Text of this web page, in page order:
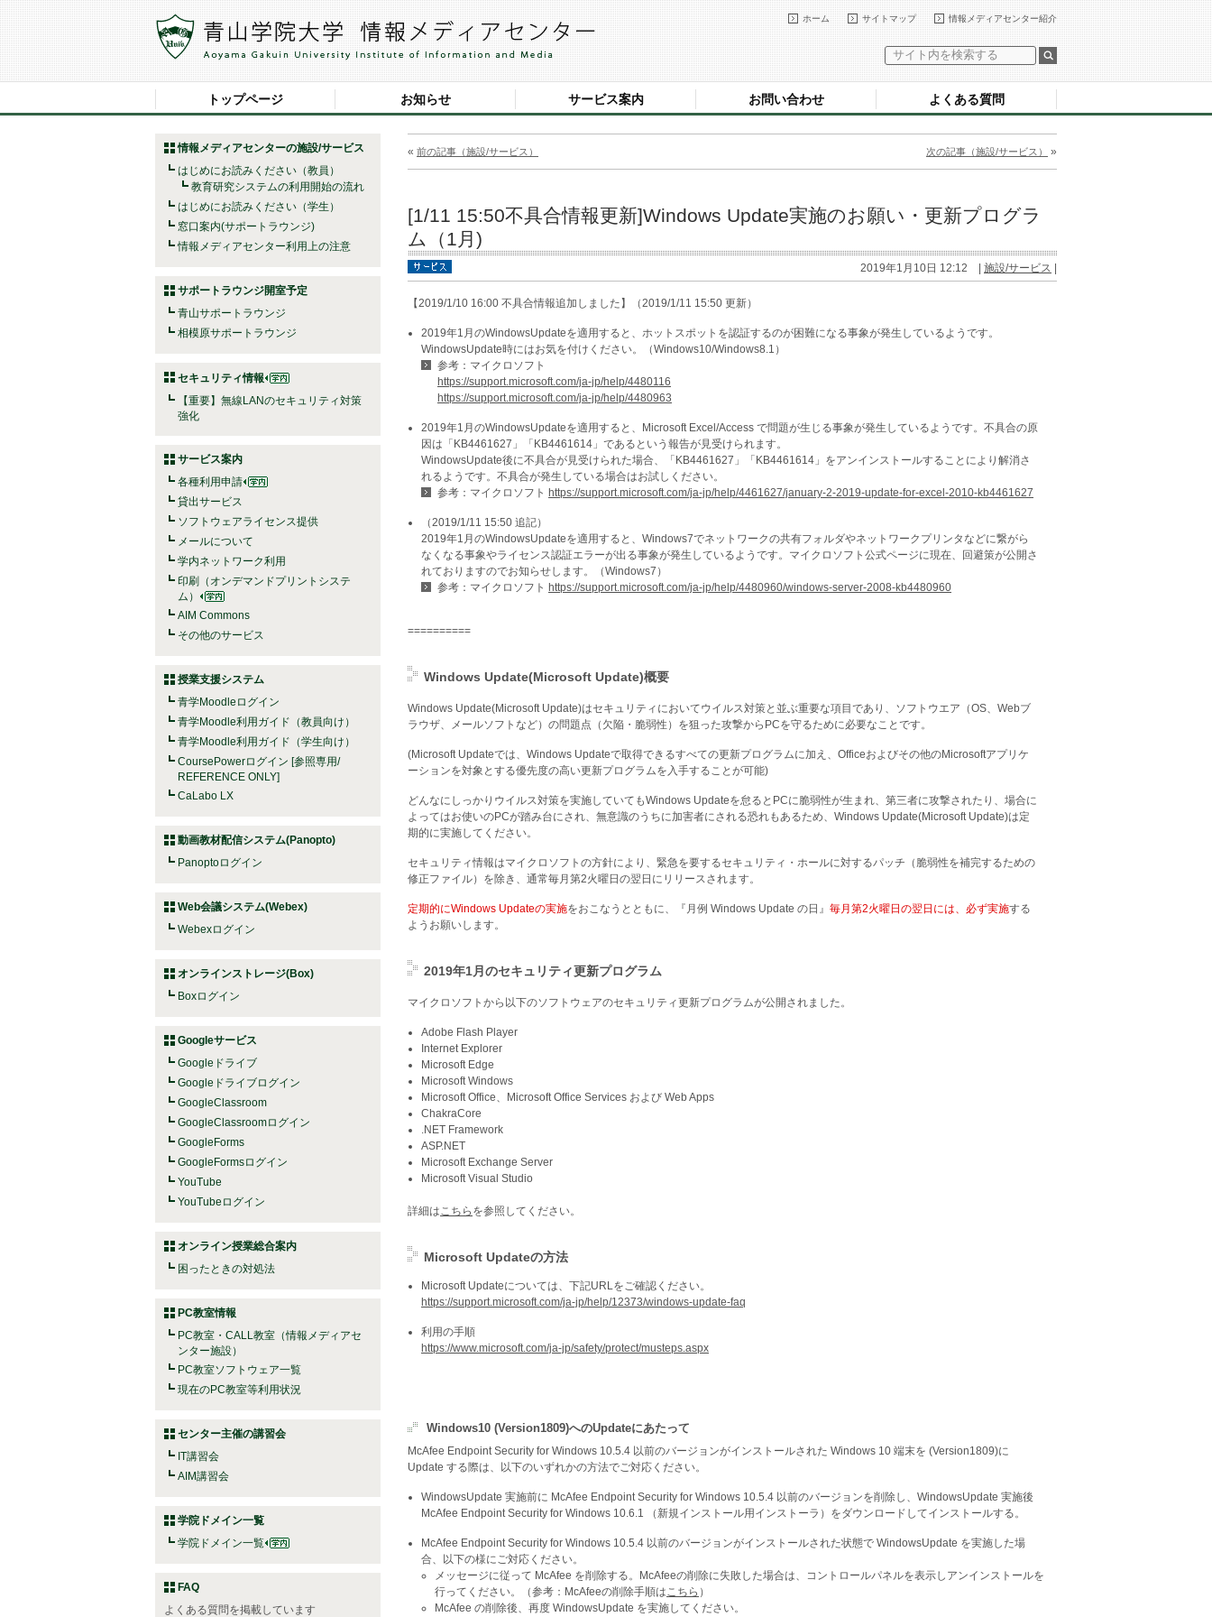
情報メディアセンター紹介
サイトマップ
ホーム
トップページ お知らせ サービス案内 お問い合わせ よくある質問
情報メディアセンターの施設/サービス
はじめにお読みください（教員）
教育研究システムの利用開始の流れ
はじめにお読みください（学生）
窓口案内(サポートラウンジ)
情報メディアセンター利用上の注意
サポートラウンジ開室予定
青山サポートラウンジ
相模原サポートラウンジ
セキュリティ情報
【重要】無線LANのセキュリティ対策
強化
サービス案内
各種利用申請
貸出サービス
ソフトウェアライセンス提供
メールについて
学内ネットワーク利用
印刷（オンデマンドプリントシステ
ム）
AIM Commons
その他のサービス
授業支援システム
青学Moodleログイン
青学Moodle利用ガイド（教員向け）
青学Moodle利用ガイド（学生向け）
CoursePowerログイン [参照専用/
REFERENCE ONLY]
CaLabo LX
動画教材配信システム(Panopto)
Panoptoログイン
Web会議システム(Webex)
Webexログイン
オンラインストレージ(Box)
Boxログイン
Googleサービス
Googleドライブ
Googleドライブログイン
GoogleClassroom
GoogleClassroomログイン
GoogleForms
GoogleFormsログイン
YouTube
YouTubeログイン
オンライン授業総合案内
困ったときの対処法
PC教室情報
PC教室・CALL教室（情報メディアセ
ンター施設）
PC教室ソフトウェア一覧
現在のPC教室等利用状況
センター主催の講習会
IT講習会
AIM講習会
学院ドメイン一覧
学院ドメイン一覧
FAQ
よくある質問を掲載しています
« 前の記事（施設/サービス） 次の記事（施設/サービス） »
[1/11 15:50不具合情報更新]Windows Update実施のお願い・更新プログラ
ム（1月)
2019年1月10日 12:12 | 施設/サービス
【2019/1/10 16:00 不具合情報追加しました】（2019/1/11 15:50 更新）
2019年1月のWindowsUpdateを適用すると、ホットスポットを認証するのが困難になる事象が発生しているようです。
WindowsUpdate時にはお気を付けください。（Windows10/Windows8.1）
参考：マイクロソフト
https://support.microsoft.com/ja-jp/help/4480116
https://support.microsoft.com/ja-jp/help/4480963
2019年1月のWindowsUpdateを適用すると、Microsoft Excel/Access で問題が生じる事象が発生しているようです。不具合の原
因は「KB4461627」「KB4461614」であるという報告が見受けられます。
WindowsUpdate後に不具合が見受けられた場合、「KB4461627」「KB4461614」をアンインストールすることにより解消さ
れるようです。不具合が発生している場合はお試しください。
参考：マイクロソフト https://support.microsoft.com/ja-jp/help/4461627/january-2-2019-update-for-excel-2010-kb4461627
（2019/1/11 15:50 追記）
2019年1月のWindowsUpdateを適用すると、Windows7でネットワークの共有フォルダやネットワークプリンタなどに繋がら
なくなる事象やライセンス認証エラーが出る事象が発生しているようです。マイクロソフト公式ページに現在、回避策が公開さ
れておりますのでお知らせします。（Windows7）
参考：マイクロソフト https://support.microsoft.com/ja-jp/help/4480960/windows-server-2008-kb4480960
==========
Windows Update(Microsoft Update)概要
Windows Update(Microsoft Update)はセキュリティにおいてウイルス対策と並ぶ重要な項目であり、ソフトウエア（OS、Webブ
ラウザ、メールソフトなど）の問題点（欠陥・脆弱性）を狙った攻撃からPCを守るために必要なことです。
(Microsoft Updateでは、Windows Updateで取得できるすべての更新プログラムに加え、Officeおよびその他のMicrosoftアプリケ
ーションを対象とする優先度の高い更新プログラムを入手することが可能)
どんなにしっかりウイルス対策を実施していてもWindows Updateを怠るとPCに脆弱性が生まれ、第三者に攻撃されたり、場合に
よってはお使いのPCが踏み台にされ、無意識のうちに加害者にされる恐れもあるため、Windows Update(Microsoft Update)は定
期的に実施してください。
セキュリティ情報はマイクロソフトの方針により、緊急を要するセキュリティ・ホールに対するパッチ（脆弱性を補完するための
修正ファイル）を除き、通常毎月第2火曜日の翌日にリリースされます。
定期的にWindows Updateの実施をおこなうとともに、『月例 Windows Update の日』 毎月第2火曜日の翌日には、必ず実施する
ようお願いします。
2019年1月のセキュリティ更新プログラム
マイクロソフトから以下のソフトウェアのセキュリティ更新プログラムが公開されました。
Adobe Flash Player
Internet Explorer
Microsoft Edge
Microsoft Windows
Microsoft Office、Microsoft Office Services および Web Apps
ChakraCore
.NET Framework
ASP.NET
Microsoft Exchange Server
Microsoft Visual Studio
詳細はこちら を参照してください。
Microsoft Updateの方法
Microsoft Updateについては、下記URLをご確認ください。
https://support.microsoft.com/ja-jp/help/12373/windows-update-faq
利用の手順
https://www.microsoft.com/ja-jp/safety/protect/musteps.aspx
Windows10 (Version1809)へのUpdateにあたって
McAfee Endpoint Security for Windows 10.5.4 以前のバージョンがインストールされた Windows 10 端末を (Version1809)に
Update する際は、以下のいずれかの方法でご対応ください。
WindowsUpdate 実施前に McAfee Endpoint Security for Windows 10.5.4 以前のバージョンを削除し、WindowsUpdate 実施後
McAfee Endpoint Security for Windows 10.6.1 （新規インストール用インストーラ）をダウンロードしてインストールする。
McAfee Endpoint Security for Windows 10.5.4 以前のバージョンがインストールされた状態で WindowsUpdate を実施した場
合、以下の様にご対応ください。
メッセージに従って McAfee を削除する。McAfeeの削除に失敗した場合は、コントロールパネルを表示しアンインストールを
行ってください。（参考：McAfeeの削除手順はこちら ）
McAfee の削除後、再度 WindowsUpdate を実施してください。